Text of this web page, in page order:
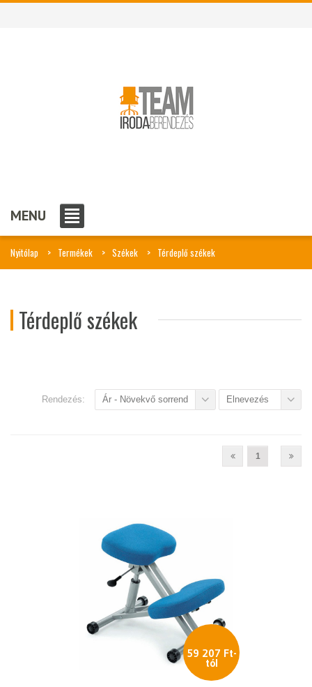
MENU
Nyitólap Termékek Székek Térdeplő székek
Térdeplő székek
Rendezés: Ár - Növekvő sorrend Elnevezés
1
59 207 Ft-
tól